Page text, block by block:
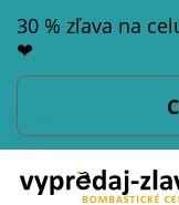
30 % zľava na
❤